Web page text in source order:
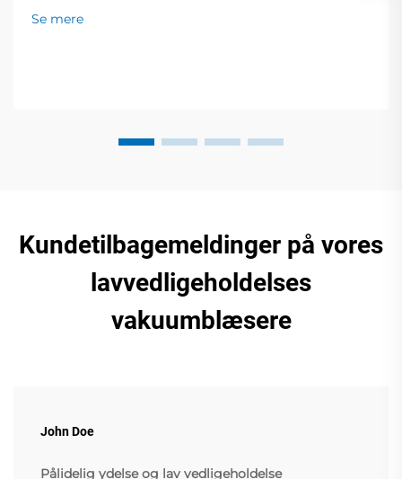
Se mere
Kundetilbagemeldinger på vores
lavvedligeholdelses
vakuumblæsere
John Doe
Pålidelig ydelse og lav vedligeholdelse